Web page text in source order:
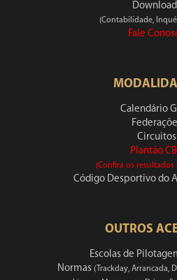
(Contabilidade,
Fale
Calendário
Circuitos
Plantão
(Confira os resultados
Código Desportivo do
OUTROS
Escolas de
Normas (Trackday, Arrancada,